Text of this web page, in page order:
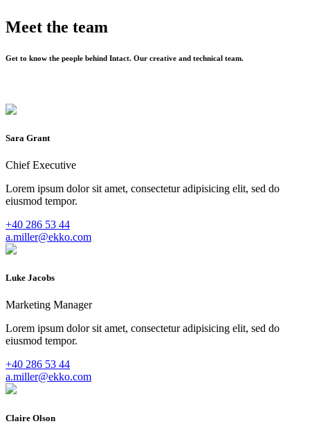
Meet the team
Get to know the people behind Intact. Our creative and technical team.
Sara Grant
Chief Executive
Lorem ipsum dolor sit amet, consectetur adipisicing elit, sed do
eiusmod tempor.
+40 286 53 44
a.miller@ekko.com
Luke Jacobs
Marketing Manager
Lorem ipsum dolor sit amet, consectetur adipisicing elit, sed do
eiusmod tempor.
+40 286 53 44
a.miller@ekko.com
Claire Olson